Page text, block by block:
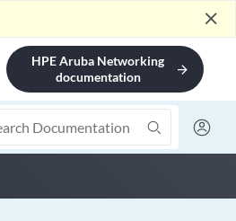
close
HPE Aruba Networking
documentation
arrow_forward